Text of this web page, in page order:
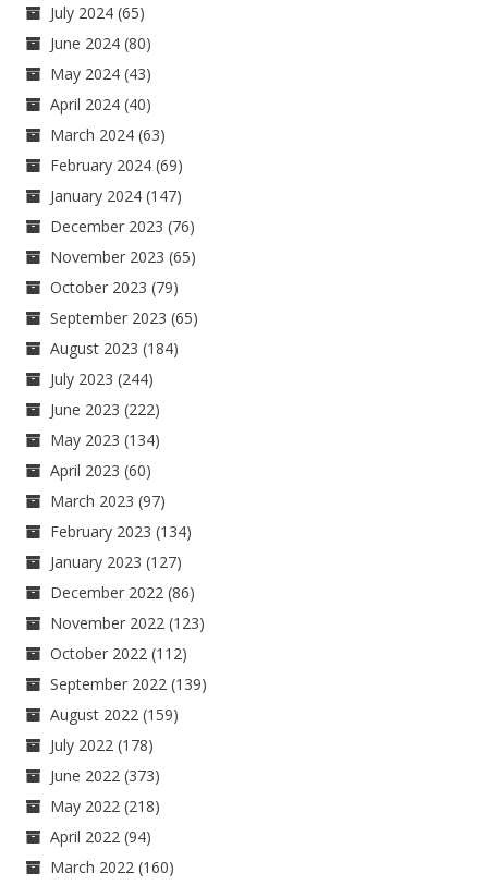
July 2024 (65)
June 2024 (80)
May 2024 (43)
April 2024 (40)
March 2024 (63)
February 2024 (69)
January 2024 (147)
December 2023 (76)
November 2023 (65)
October 2023 (79)
September 2023 (65)
August 2023 (184)
July 2023 (244)
June 2023 (222)
May 2023 (134)
April 2023 (60)
March 2023 (97)
February 2023 (134)
January 2023 (127)
December 2022 (86)
November 2022 (123)
October 2022 (112)
September 2022 (139)
August 2022 (159)
July 2022 (178)
June 2022 (373)
May 2022 (218)
April 2022 (94)
March 2022 (160)